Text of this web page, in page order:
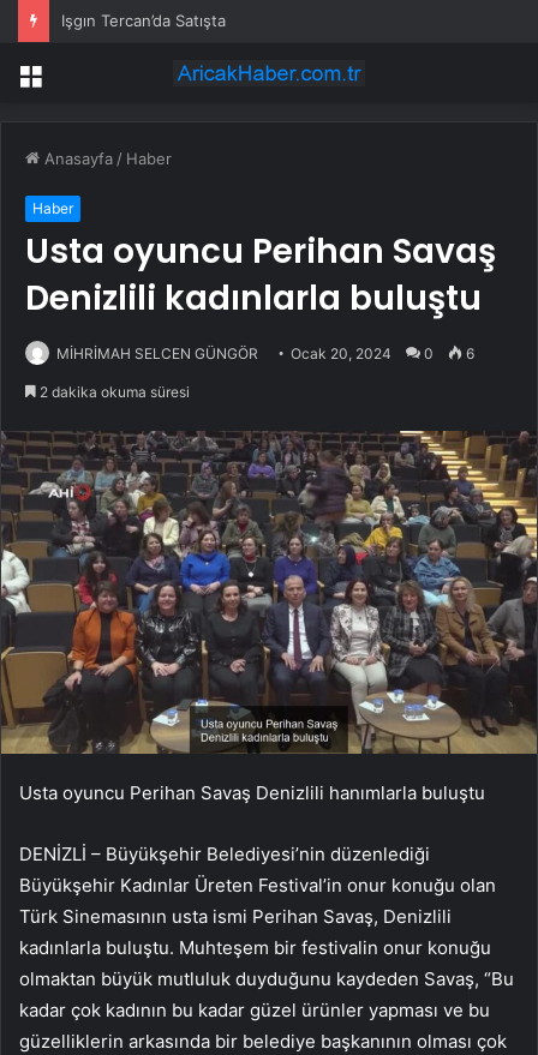
Işgın Tercan’da Satışta
Menü
Anasayfa / Haber
Haber
Usta oyuncu Perihan Savaş
Denizlili kadınlarla buluştu
MİHRİMAH SELCEN GÜNGÖR Ocak 20, 2024 0 6
2 dakika okuma süresi
Usta oyuncu Perihan Savaş Denizlili hanımlarla buluştu
DENİZLİ – Büyükşehir Belediyesi’nin düzenlediği
Büyükşehir Kadınlar Üreten Festival’in onur konuğu olan
Türk Sinemasının usta ismi Perihan Savaş, Denizlili
kadınlarla buluştu. Muhteşem bir festivalin onur konuğu
olmaktan büyük mutluluk duyduğunu kaydeden Savaş, “Bu
kadar çok kadının bu kadar güzel ürünler yapması ve bu
güzelliklerin arkasında bir belediye başkanının olması çok